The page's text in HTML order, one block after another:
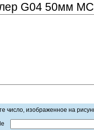
G04 50мм
число, изображенное на